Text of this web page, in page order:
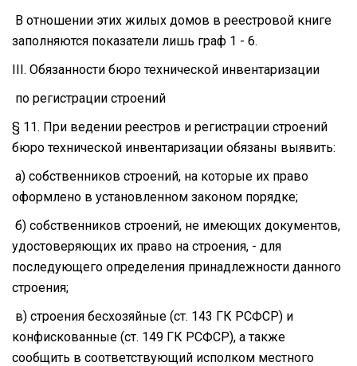
В отношении этих жилых домов в реестровой книге
заполняются показатели лишь граф 1 - 6.
III. Обязанности бюро технической инвентаризации
по регистрации строений
§ 11. При ведении реестров и регистрации строений
бюро технической инвентаризации обязаны выявить:
а) собственников строений, на которые их право
оформлено в установленном законом порядке;
б) собственников строений, не имеющих документов,
удостоверяющих их право на строения, - для
последующего определения принадлежности данного
строения;
в) строения бесхозяйные (ст. 143 ГК РСФСР) и
конфискованные (ст. 149 ГК РСФСР), а также
сообщить в соответствующий исполком местного